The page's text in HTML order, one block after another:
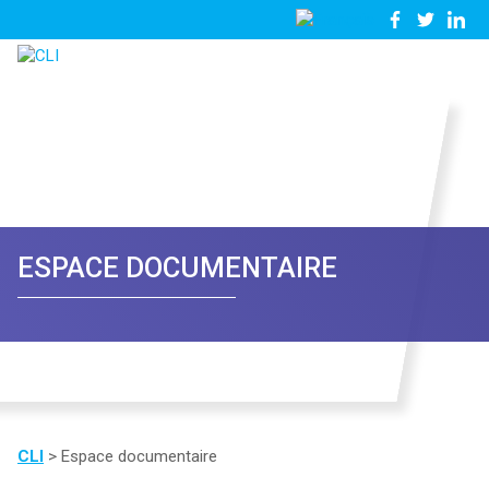
28
23
contacter
ESPACE DOCUMENTAIRE
CLI > Espace documentaire